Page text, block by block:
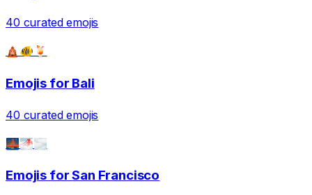
40 curated emojis
🛕🐠🍹
Emojis for Bali
40 curated emojis
🌉🌁🌫️
Emojis forSan Francisco